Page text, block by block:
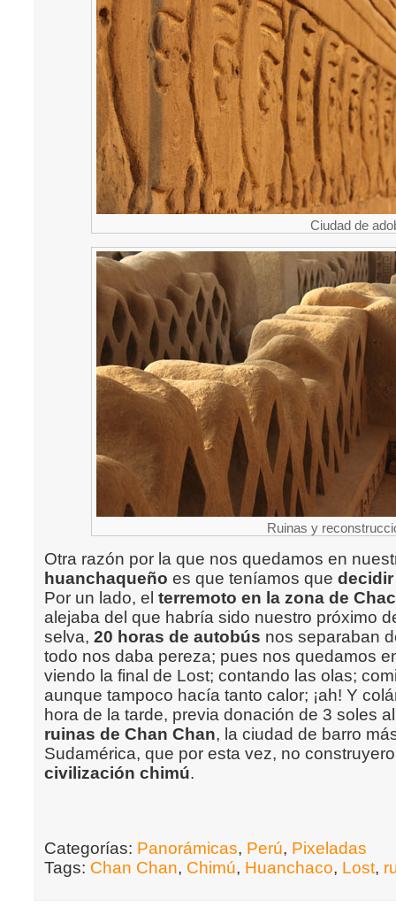
Ciudad de
Ruinas y
Otra razón por la que nos quedamos en
huanchaqueño es que teníamos que
Por un lado, el terremoto en la zona de
alejaba del que habría sido nuestro próximo
selva, 20 horas de autobús nos separaban
todo nos daba pereza; pues nos quedamos
viendo la final de Lost; contando las olas;
aunque tampoco hacía tanto calor; ¡ah! Y
hora de la tarde, previa donación de 3 soles
ruinas de Chan Chan, la ciudad de barro
Sudamérica, que por esta vez, no
civilización chimú.
Categorías: Panorámicas, Perú, Pixeladas
Tags: Chan Chan, Chimú, Huanchaco, Lost,